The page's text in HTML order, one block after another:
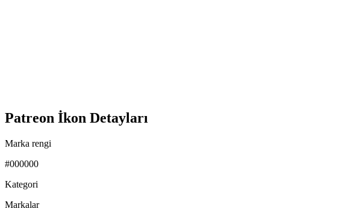
Patreon İkon Detayları
Marka rengi
#000000
Kategori
Markalar